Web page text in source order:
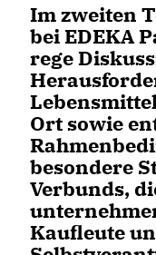
Im zweiten
bei EDEKA
rege
Ort sowie
besondere
Verbunds,
Kaufleute